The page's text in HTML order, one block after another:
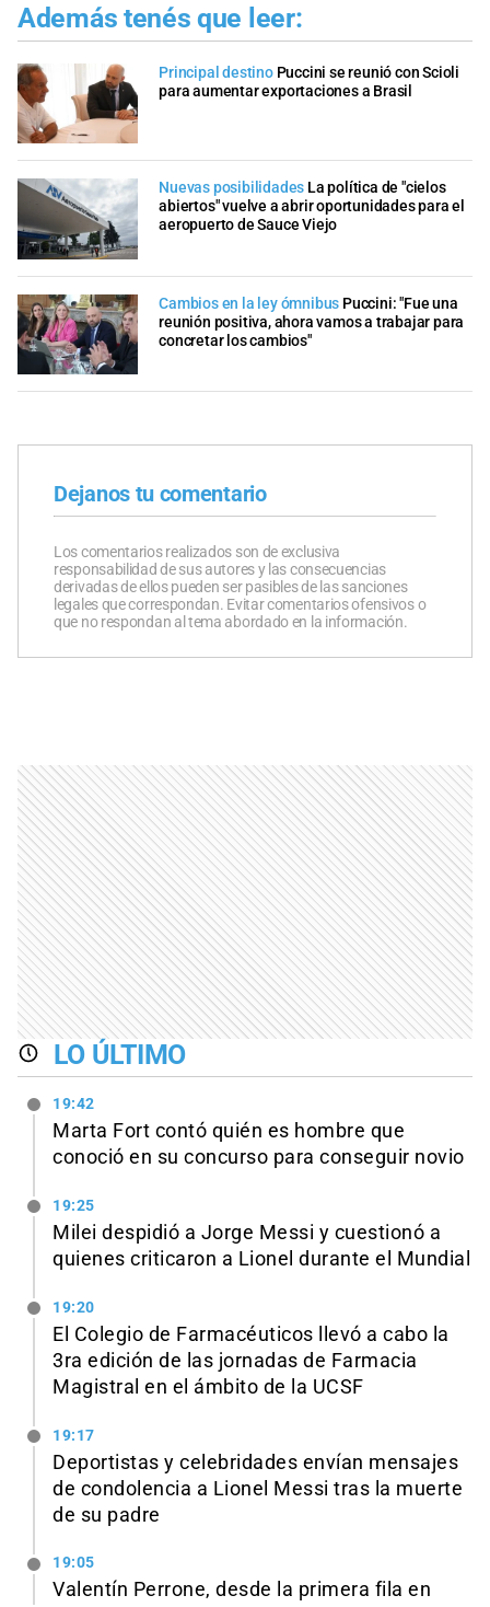
Además tenés que leer:
Principal destino Puccini se reunió con Scioli
para aumentar exportaciones a Brasil
Nuevas posibilidades La política de "cielos
abiertos" vuelve a abrir oportunidades para el
aeropuerto de Sauce Viejo
Cambios en la ley ómnibus Puccini: "Fue una
reunión positiva, ahora vamos a trabajar para
concretar los cambios"
Dejanos tu comentario
Los comentarios realizados son de exclusiva
responsabilidad de sus autores y las consecuencias
derivadas de ellos pueden ser pasibles de las sanciones
legales que correspondan. Evitar comentarios ofensivos o
que no respondan al tema abordado en la información.
LO ÚLTIMO
19:42
Marta Fort contó quién es hombre que
conoció en su concurso para conseguir novio
19:25
Milei despidió a Jorge Messi y cuestionó a
quienes criticaron a Lionel durante el Mundial
19:20
El Colegio de Farmacéuticos llevó a cabo la
3ra edición de las jornadas de Farmacia
Magistral en el ámbito de la UCSF
19:17
Deportistas y celebridades envían mensajes
de condolencia a Lionel Messi tras la muerte
de su padre
19:05
Valentín Perrone, desde la primera fila en